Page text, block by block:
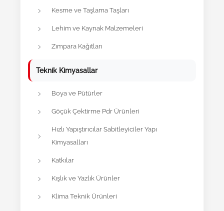
Kesme ve Taşlama Taşları
Lehim ve Kaynak Malzemeleri
Zımpara Kağıtları
Teknik Kimyasallar
Boya ve Pütürler
Göçük Çektirme Pdr Ürünleri
Hızlı Yapıştırıcılar Sabitleyiciler Yapı
Kimyasalları
Katkılar
Kışlık ve Yazlık Ürünler
Klima Teknik Ürünleri